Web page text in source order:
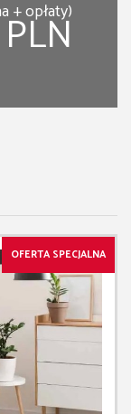
+ opłaty)
OFERTA SPECJALNA